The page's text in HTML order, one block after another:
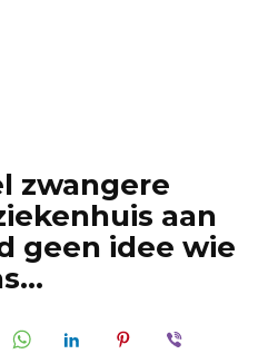
zwangere
aan
geen idee wie